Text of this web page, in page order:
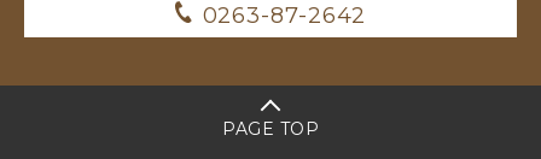
0263-87-2642
PAGE TOP